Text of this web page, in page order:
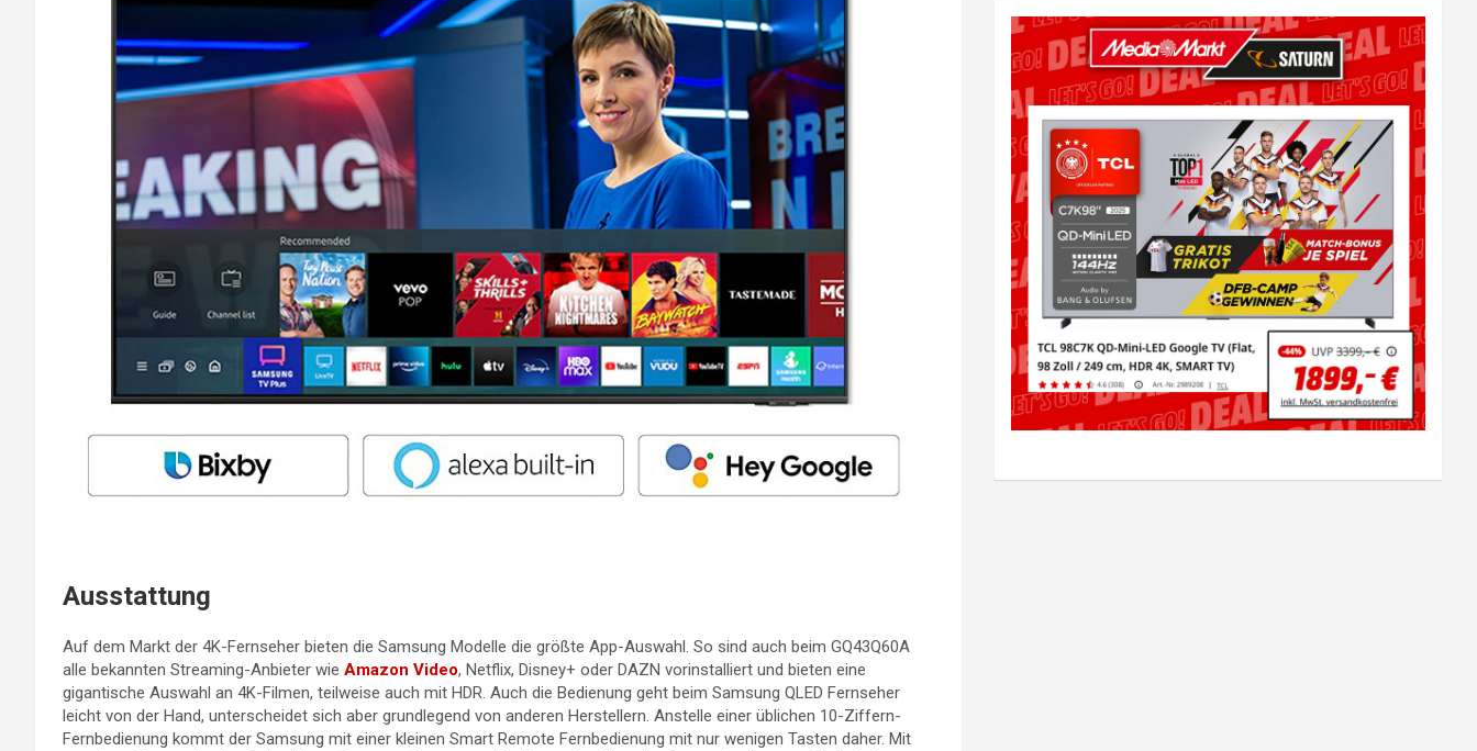
Ausstattung
Auf dem Markt der 4K-Fernseher bieten die Samsung Modelle die größte App-Auswahl. So sind auch beim GQ43Q60A
alle bekannten Streaming-Anbieter wie Amazon Video, Netflix, Disney+ oder DAZN vorinstalliert und bieten eine
gigantische Auswahl an 4K-Filmen, teilweise auch mit HDR. Auch die Bedienung geht beim Samsung QLED Fernseher
leicht von der Hand, unterscheidet sich aber grundlegend von anderen Herstellern. Anstelle einer üblichen 10-Ziffern-
Fernbedienung kommt der Samsung mit einer kleinen Smart Remote Fernbedienung mit nur wenigen Tasten daher. Mit